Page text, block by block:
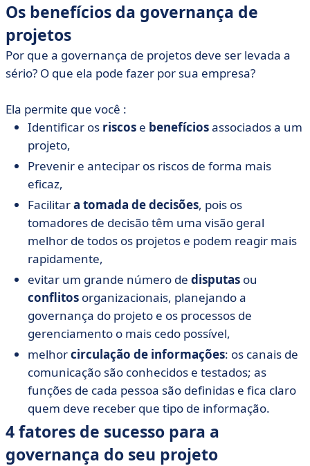
Os benefícios da governança de
projetos
Por que a governança de projetos deve ser levada a
sério? O que ela pode fazer por sua empresa?
Ela permite que você :
Identificar os riscos e benefíciosassociados a um
projeto,
Prevenir e antecipar os riscos de forma mais
eficaz,
Facilitara tomada de decisões, pois os
tomadores de decisão têm uma visão geral
melhor de todos os projetos e podem reagir mais
rapidamente,
evitar um grande número de disputas ou
conflitos organizacionais, planejando a
governança do projeto e os processos de
gerenciamento o mais cedo possível,
melhorcirculação de informações: os canais de
comunicação são conhecidos e testados; as
funções de cada pessoa são definidas e fica claro
quem deve receber que tipo de informação.
4 fatores de sucesso para a
governança do seu projeto